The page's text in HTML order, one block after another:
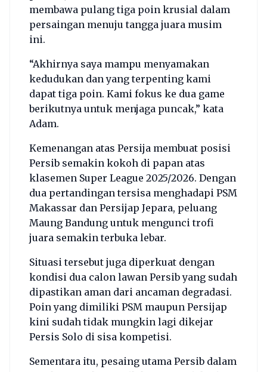
membawa pulang tiga poin krusial dalam
persaingan menuju tangga juara musim
ini.
“Akhirnya saya mampu menyamakan
kedudukan dan yang terpenting kami
dapat tiga poin. Kami fokus ke dua game
berikutnya untuk menjaga puncak,” kata
Adam.
Kemenangan atas Persija membuat posisi
Persib semakin kokoh di papan atas
klasemen Super League 2025/2026. Dengan
dua pertandingan tersisa menghadapi PSM
Makassar dan Persijap Jepara, peluang
Maung Bandung untuk mengunci trofi
juara semakin terbuka lebar.
Situasi tersebut juga diperkuat dengan
kondisi dua calon lawan Persib yang sudah
dipastikan aman dari ancaman degradasi.
Poin yang dimiliki PSM maupun Persijap
kini sudah tidak mungkin lagi dikejar
Persis Solo di sisa kompetisi.
Sementara itu, pesaing utama Persib dalam